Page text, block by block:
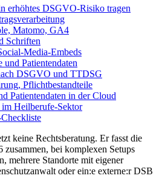
erhöhtes DSGVO-Risiko tragen
Matomo, GA4
Schriften
Media-Embeds
Patientendaten
DSGVO und TTDSG
Pflichtbestandteile
Patientendaten in der Cloud
Heilberufe-Sektor
keine Rechtsberatung. Er fasst die
zusammen, bei komplexen Setups
mehrere Standorte mit eigener
oder ein:e externe:r DSB